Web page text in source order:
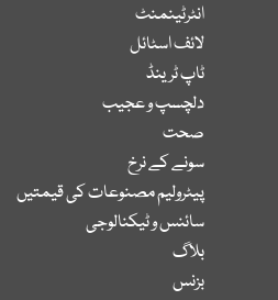
انٹرٹینمنٹ
لائف اسٹائل
ٹاپ ٹرینڈ
دلچسپ و عجیب
صحت
سونے کے نرخ
پیٹرولیم مصنوعات کی قیمتیں
سائنس و ٹیکنالوجی
بلاگ
بزنس